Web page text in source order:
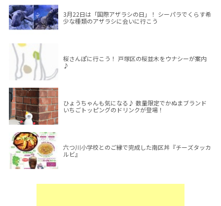
3月22日は「国際アザラシの日」！ シーパラでくらす希
少な種類のアザラシに会いに行こう
桜さんぽに行こう！ 戸塚区の桜並木をウナシーが案内
♪
ひょうちゃんも気になる♪ 数量限定でかぬまブランド
いちごトッピングのドリンクが登場！
六つ川小学校とのご縁で完成した南区丼『チーズタッカ
ルビ』